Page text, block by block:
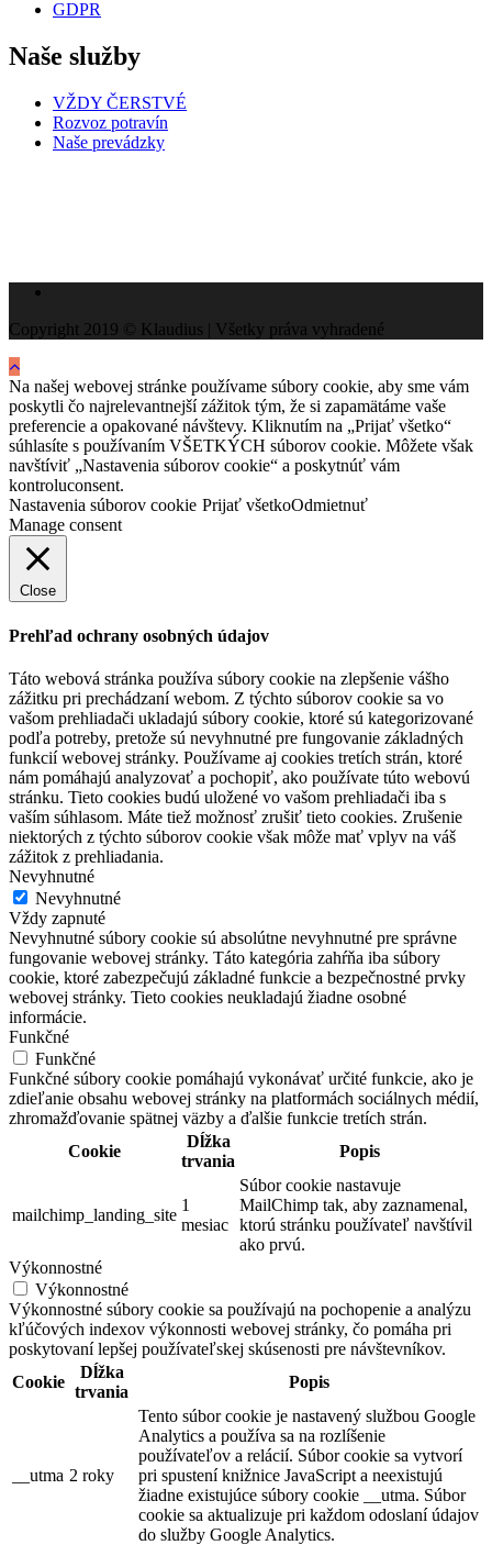
GDPR
Naše služby
VŽDY ČERSTVÉ
Rozvoz potravín
Naše prevádzky
Copyright 2019 © Klaudius | Všetky práva vyhradené
Na našej webovej stránke používame súbory cookie, aby sme vám
poskytli čo najrelevantnejší zážitok tým, že si zapamätáme vaše
preferencie a opakované návštevy. Kliknutím na „Prijať všetko“
súhlasíte s používaním VŠETKÝCH súborov cookie. Môžete však
navštíviť „Nastavenia súborov cookie“ a poskytnúť vám
kontroluconsent.
Nastavenia súborov cookie Prijať všetkoOdmietnuť
Manage consent
Close
Prehľad ochrany osobných údajov
Táto webová stránka používa súbory cookie na zlepšenie vášho
zážitku pri prechádzaní webom. Z týchto súborov cookie sa vo
vašom prehliadači ukladajú súbory cookie, ktoré sú kategorizované
podľa potreby, pretože sú nevyhnutné pre fungovanie základných
funkcií webovej stránky. Používame aj cookies tretích strán, ktoré
nám pomáhajú analyzovať a pochopiť, ako používate túto webovú
stránku. Tieto cookies budú uložené vo vašom prehliadači iba s
vaším súhlasom. Máte tiež možnosť zrušiť tieto cookies. Zrušenie
niektorých z týchto súborov cookie však môže mať vplyv na váš
zážitok z prehliadania.
Nevyhnutné
Nevyhnutné
Vždy zapnuté
Nevyhnutné súbory cookie sú absolútne nevyhnutné pre správne
fungovanie webovej stránky. Táto kategória zahŕňa iba súbory
cookie, ktoré zabezpečujú základné funkcie a bezpečnostné prvky
webovej stránky. Tieto cookies neukladajú žiadne osobné
informácie.
Funkčné
Funkčné
Funkčné súbory cookie pomáhajú vykonávať určité funkcie, ako je
zdieľanie obsahu webovej stránky na platformách sociálnych médií,
zhromažďovanie spätnej väzby a ďalšie funkcie tretích strán.
Cookie
Dĺžka
trvania
Popis
mailchimp_landing_site
1
mesiac
Súbor cookie nastavuje
MailChimp tak, aby zaznamenal,
ktorú stránku používateľ navštívil
ako prvú.
Výkonnostné
Výkonnostné
Výkonnostné súbory cookie sa používajú na pochopenie a analýzu
kľúčových indexov výkonnosti webovej stránky, čo pomáha pri
poskytovaní lepšej používateľskej skúsenosti pre návštevníkov.
Cookie
Dĺžka
trvania
Popis
__utma 2 roky
Tento súbor cookie je nastavený službou Google
Analytics a používa sa na rozlíšenie
používateľov a relácií. Súbor cookie sa vytvorí
pri spustení knižnice JavaScript a neexistujú
žiadne existujúce súbory cookie __utma. Súbor
cookie sa aktualizuje pri každom odoslaní údajov
do služby Google Analytics.